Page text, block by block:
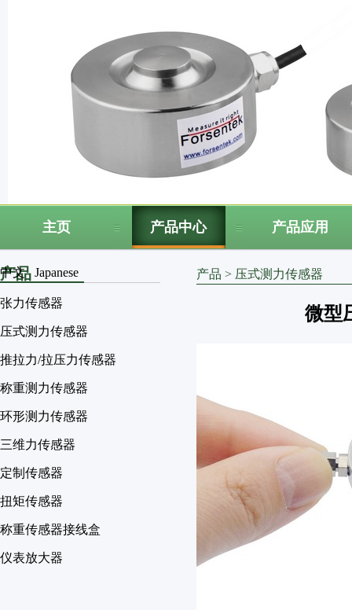
主页 产品中心 产品应用
中文 Japanese
产品
张力传感器
压式测力传感器
推拉力/拉压力传感器
称重测力传感器
环形测力传感器
三维力传感器
定制传感器
扭矩传感器
称重传感器接线盒
仪表放大器
产品 > 压式测力传感器
微型